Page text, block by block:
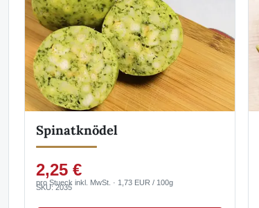
Spinatknödel
2,25 €
pro Stueck inkl. MwSt. · 1,73 EUR / 100g
SKU: 2035